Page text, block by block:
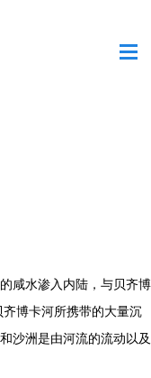
咸水渗入内陆，与贝齐博
博卡河所携带的大量沉
沙洲是由河流的流动以及